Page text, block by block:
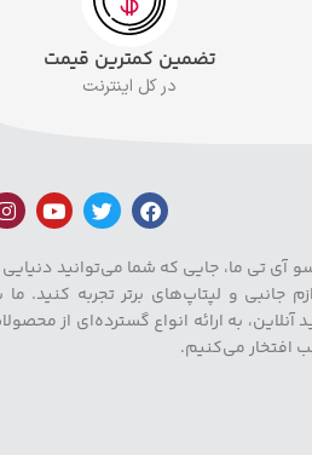
تضمین کمترین قیمت
در کل اینترنت
تی ما، جایی که شما می‌توانید دنیایی
جانبی و لپتاپ‌های برتر تجربه کنید. ما
به ارائه انواع گسترده‌ای از
افتخار می‌کنیم.